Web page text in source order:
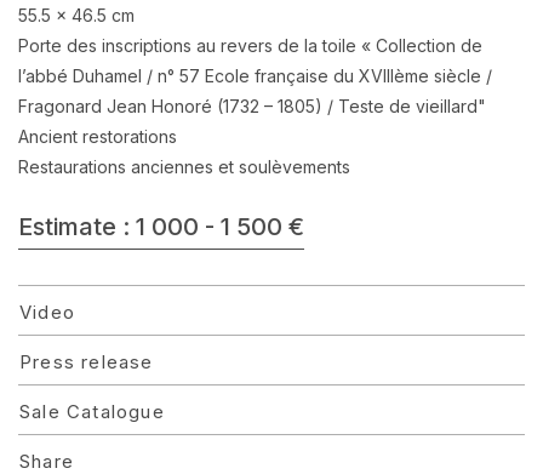
55.5 x 46.5 cm
Porte des inscriptions au revers de la toile « Collection de
l’abbé Duhamel / n° 57 Ecole française du XVIIIème siècle /
Fragonard Jean Honoré (1732 – 1805) / Teste de vieillard"
Ancient restorations
Restaurations anciennes et soulèvements
Estimate : 1 000 - 1 500 €
Video
Press release
Sale Catalogue
Share